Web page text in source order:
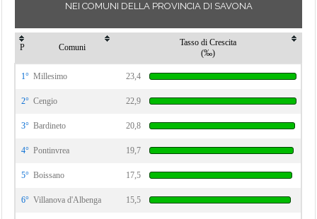
NEI COMUNI DELLA PROVINCIA DI SAVONA
P Comuni
Tasso di Crescita
(‰)
1° Millesimo 23,4
2° Cengio 22,9
3° Bardineto 20,8
4° Pontinvrea 19,7
5° Boissano 17,5
6° Villanova d'Albenga 15,5